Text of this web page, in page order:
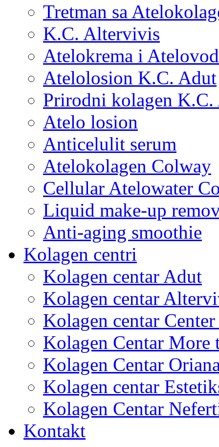
Tretman sa
K.C. Altervivis
Atelokrema i
Atelolosion K.C. Adut
Prirodni kolagen K.C.
Atelo losion
Anticelulit serum
Atelokolagen Colway
Cellular Atelowater
Liquid make-up
Anti-aging smoothie
Kolagen centri
Kolagen centar Adut
Kolagen centar
Kolagen centar
Kolagen Centar More
Kolagen Centar
Kolagen centar
Kolagen Centar
Kontakt